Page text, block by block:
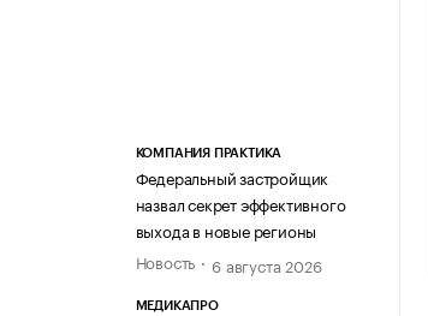
КОМПАНИЯ ПРАКТИКА
Федеральный застройщик
назвал секрет эффективного
выхода в новые регионы
Новость
6 августа 2026
МЕДИКАПРО